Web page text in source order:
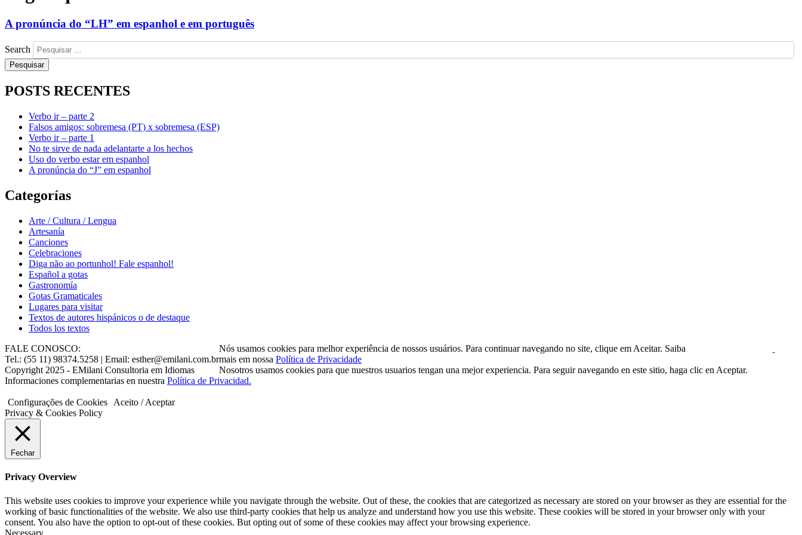
A pronúncia do “LH” em espanhol e em português
Search
POSTS RECENTES
Verbo ir – parte 2
Falsos amigos: sobremesa (PT) x sobremesa (ESP)
Verbo ir – parte 1
No te sirve de nada adelantarte a los hechos
Uso do verbo estar em espanhol
A pronúncia do “J” em espanhol
Categorías
Arte / Cultura / Lengua
Artesanía
Canciones
Celebraciones
Diga não ao portunhol! Fale espanhol!
Gastronomía
Gotas Gramaticales
Lugares para visitar
Textos de autores hispánicos o de destaque
Todos los textos
FALE CONOSCO:
Tel.: (55 11) 98374.5258 | Email: esther@emilani.com.br
Copyright 2025 - EMilani Consultoria em Idiomas
Nós usamos cookies para melhor experiência de nossos usuários. Para continuar navegando no site, clique em Aceitar. Saiba
mais em nossa Política de Privacidade
Nosotros usamos cookies para que nuestros usuarios tengan una mejor experiencia. Para seguir navegando en este sitio, haga clic en Aceptar.
Informaciones complementarias en nuestra Política de Privacidad.
Configurações de Cookies
Aceito / Aceptar
Privacy & Cookies Policy
Fechar
Privacy Overview
This website uses cookies to improve your experience while you navigate through the website. Out of these, the cookies that are categorized as necessary are stored on your browser as they are essential for the
working of basic functionalities of the website. We also use third-party cookies that help us analyze and understand how you use this website. These cookies will be stored in your browser only with your
consent. You also have the option to opt-out of these cookies. But opting out of some of these cookies may affect your browsing experience.
Necessary